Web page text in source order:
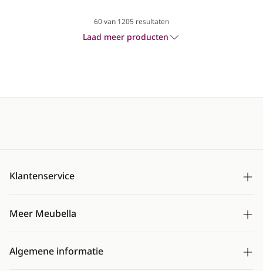
60van 1205 resultaten
Laad meer producten
Klantenservice
Meer Meubella
Montageservice
Algemene informatie